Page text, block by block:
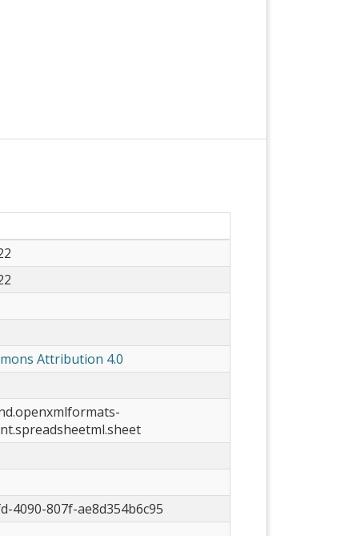
Attribution 4.0
4090-807f-ae8d354b6c95